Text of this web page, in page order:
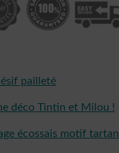
pailleté
déco Tintin et Milou !
écossais motif tartan